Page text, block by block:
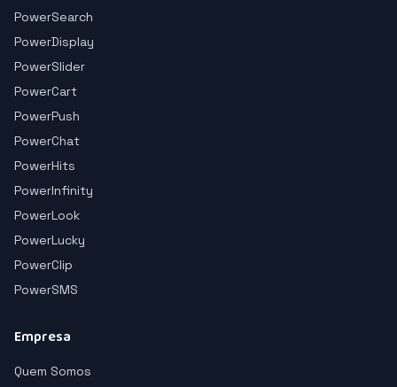
PowerSearch
PowerDisplay
PowerSlider
PowerCart
PowerPush
PowerChat
PowerHits
PowerInfinity
PowerLook
PowerLucky
PowerClip
PowerSMS
Empresa
Quem Somos